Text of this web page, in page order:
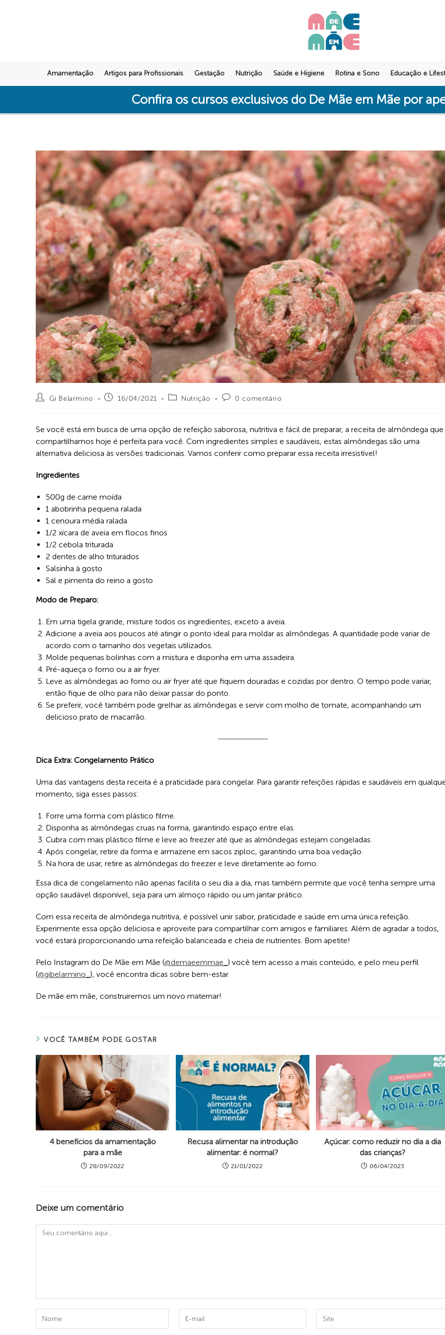
Amamentação Artigos para Profissionais Gestação Nutrição Saúde e Higiene Rotina e Sono Educação e
Confira os cursos exclusivos do De Mãe em Mãe por
Gi Belarmino 16/04/2021 Nutrição 0 comentário
Se você está em busca de uma opção de refeição saborosa, nutritiva e fácil de preparar, a receita de almôndega que
compartilhamos hoje é perfeita para você. Com ingredientes simples e saudáveis, estas almôndegas são uma
alternativa deliciosa às versões tradicionais. Vamos conferir como preparar essa receita irresistível!
Ingredientes
500g de carne moída
1 abobrinha pequena ralada
1 cenoura média ralada
1/2 xícara de aveia em flocos finos
1/2 cebola triturada
2 dentes de alho triturados
Salsinha à gosto
Sal e pimenta do reino a gosto
Modo de Preparo:
Em uma tigela grande, misture todos os ingredientes, exceto a aveia.
Adicione a aveia aos poucos até atingir o ponto ideal para moldar as almôndegas. A quantidade pode variar de
acordo com o tamanho dos vegetais utilizados.
Molde pequenas bolinhas com a mistura e disponha em uma assadeira.
Pré-aqueça o forno ou a air fryer.
Leve as almôndegas ao forno ou air fryer até que fiquem douradas e cozidas por dentro. O tempo pode variar,
então fique de olho para não deixar passar do ponto.
Se preferir, você também pode grelhar as almôndegas e servir com molho de tomate, acompanhando um
delicioso prato de macarrão.
Dica Extra: Congelamento Prático
Uma das vantagens desta receita é a praticidade para congelar. Para garantir refeições rápidas e saudáveis em
momento, siga esses passos:
Forre uma forma com plástico filme.
Disponha as almôndegas cruas na forma, garantindo espaço entre elas.
Cubra com mais plástico filme e leve ao freezer até que as almôndegas estejam congeladas.
Após congelar, retire da forma e armazene em sacos ziploc, garantindo uma boa vedação.
Na hora de usar, retire as almôndegas do freezer e leve diretamente ao forno.
Essa dica de congelamento não apenas facilita o seu dia a dia, mas também permite que você tenha sempre uma
opção saudável disponível, seja para um almoço rápido ou um jantar prático.
Com essa receita de almôndega nutritiva, é possível unir sabor, praticidade e saúde em uma única refeição.
Experimente essa opção deliciosa e aproveite para compartilhar com amigos e familiares. Além de agradar a todos,
você estará proporcionando uma refeição balanceada e cheia de nutrientes. Bom apetite!
Pelo Instagram do De Mãe em Mãe (@demaeemmae_ ) você tem acesso a mais conteúdo, e pelo meu perfil
(@gibelarmino_ ), você encontra dicas sobre bem-estar.
De mãe em mãe, construiremos um novo maternar!
VOCÊ TAMBÉM PODE GOSTAR
4 benefícios da amamentação
para a mãe
28/09/2022
Recusa alimentar na introdução
alimentar: é normal?
21/01/2022
Açúcar: como reduzir no dia a dia
das crianças?
06/04/2023
Deixe um comentário